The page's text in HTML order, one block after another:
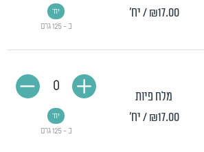
₪17.00 / יח'
כ - 125 גרם
יח'
מלח פיות
₪17.00 / יח'
כ - 125 גרם
יח'
0